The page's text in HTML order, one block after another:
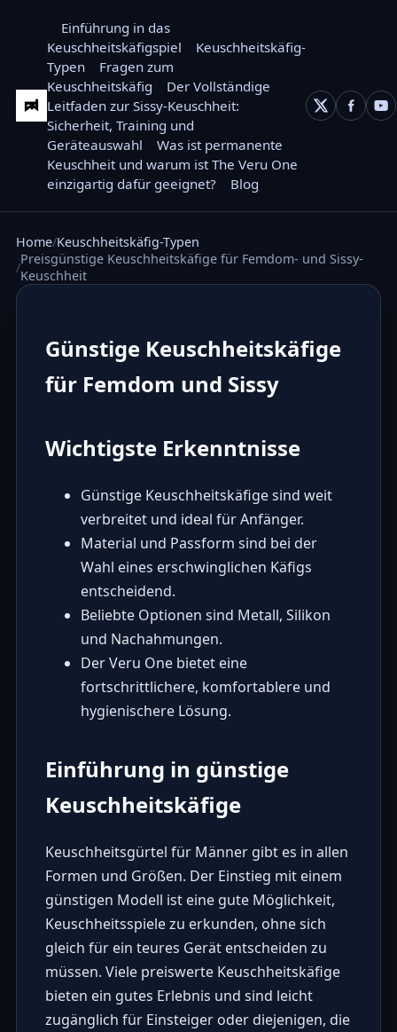
Einführung in das
Keuschheitskäfigspiel
Keuschheitskäfig-
Typen
Fragen zum
Keuschheitskäfig
Der Vollständige
Leitfaden zur Sissy-Keuschheit:
Sicherheit, Training und
Geräteauswahl
Was ist permanente
Keuschheit und warum ist The Veru One
einzigartig dafür geeignet?
Blog
Home Keuschheitskäfig-Typen
Preisgünstige Keuschheitskäfige für Femdom- und Sissy-
Keuschheit
Günstige Keuschheitskäfige
für Femdom und Sissy
Wichtigste Erkenntnisse
Günstige Keuschheitskäfige sind weit
verbreitet und ideal für Anfänger.
Material und Passform sind bei der
Wahl eines erschwinglichen Käfigs
entscheidend.
Beliebte Optionen sind Metall, Silikon
und Nachahmungen.
Der Veru One bietet eine
fortschrittlichere, komfortablere und
hygienischere Lösung.
Einführung in günstige
Keuschheitskäfige
Keuschheitsgürtel für Männer gibt es in allen
Formen und Größen. Der Einstieg mit einem
günstigen Modell ist eine gute Möglichkeit,
Keuschheitsspiele zu erkunden, ohne sich
gleich für ein teures Gerät entscheiden zu
müssen. Viele preiswerte Keuschheitskäfige
bieten ein gutes Erlebnis und sind leicht
zugänglich für Einsteiger oder diejenigen, die